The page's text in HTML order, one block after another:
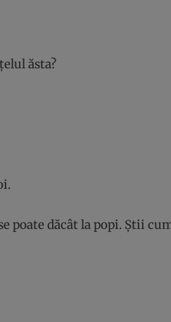
ăsta?
poate dăcât la popi. Știi